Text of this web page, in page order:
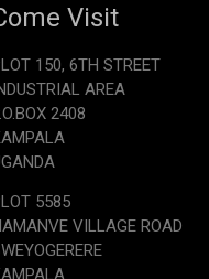
Visit
150, 6TH STREET
AREA
2408
5585
VILLAGE ROAD